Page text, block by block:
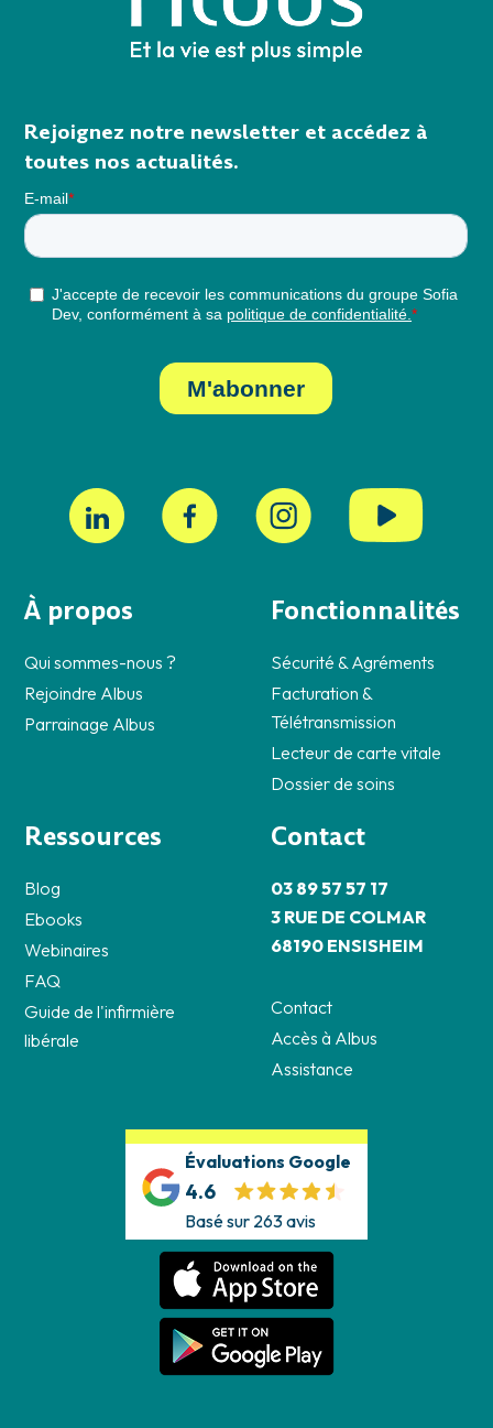
À propos
Qui sommes-nous ?
Rejoindre Albus
Parrainage Albus
Fonctionnalités
Sécurité & Agréments
Facturation &
Télétransmission
Lecteur de carte vitale
Dossier de soins
Ressources
Blog
Ebooks
Webinaires
FAQ
Guide de l'infirmière
libérale
Contact
03 89 57 57 17
3 RUE DE COLMAR
68190 ENSISHEIM
Contact
Accès à Albus
Assistance
Évaluations Google
4.6
Basé sur 263 avis
Rejoignez notre newsletter et accédez à
toutes nos actualités.